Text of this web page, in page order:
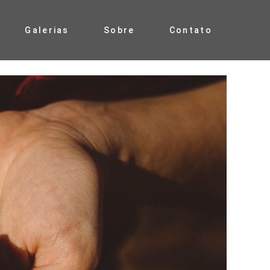
Galerias Sobre Contato